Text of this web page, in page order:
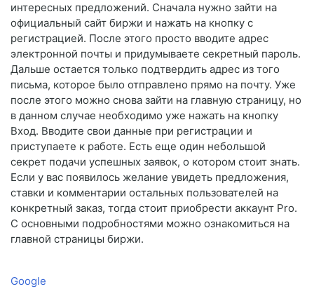
интересных предложений. Сначала нужно зайти на
официальный сайт биржи и нажать на кнопку с
регистрацией. После этого просто вводите адрес
электронной почты и придумываете секретный пароль.
Дальше остается только подтвердить адрес из того
письма, которое было отправлено прямо на почту. Уже
после этого можно снова зайти на главную страницу, но
в данном случае необходимо уже нажать на кнопку
Вход. Вводите свои данные при регистрации и
приступаете к работе. Есть еще один небольшой
секрет подачи успешных заявок, о котором стоит знать.
Если у вас появилось желание увидеть предложения,
ставки и комментарии остальных пользователей на
конкретный заказ, тогда стоит приобрести аккаунт Pro.
С основными подробностями можно ознакомиться на
главной страницы биржи.
Google